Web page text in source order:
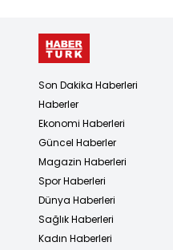
Son Dakika Haberleri
Haberler
Ekonomi Haberleri
Güncel Haberler
Magazin Haberleri
Spor Haberleri
Dünya Haberleri
Sağlık Haberleri
Kadın Haberleri